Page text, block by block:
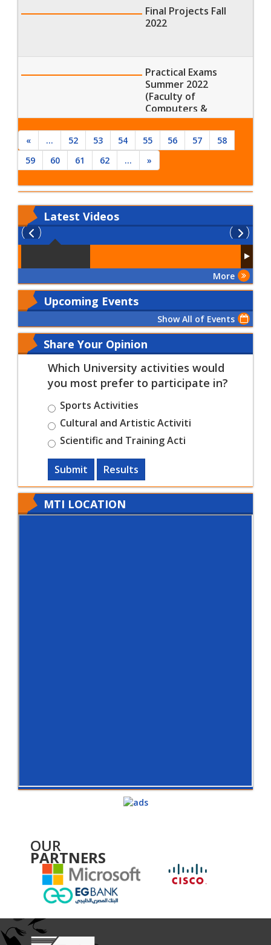
Final Projects Fall
2022
Practical Exams
Summer 2022
(Faculty of
Computers &
Artificial Intelligence)
« ... 52 53 54 55 56 57
58
59
60 61 62 ... »
Latest Videos
More
Upcoming Events
Show All of Events
Share Your Opinion
Which University activities would
you most prefer to participate in?
Sports Activities
Cultural and Artistic Activiti
Scientific and Training Acti
Submit Results
MTI LOCATION
OUR
PARTNERS